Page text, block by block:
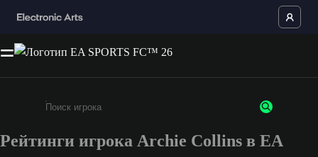
Введите не менее 3 символов или цифр
Рейтинги игрока Archie Collins в EA